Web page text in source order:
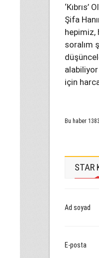
‘Kıbrıs’
Şifa
hepimiz,
soralım
için
Bu haber
STAR
Ad soyad
E-posta